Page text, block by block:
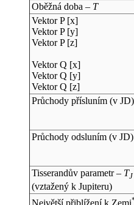
Oběžná doba – T
Vektor P [x]
Vektor P [y]
Vektor P [z]
Vektor Q [x]
Vektor Q [y]
Vektor Q [z]
Průchody přísluním (v JD)
Průchody odsluním (v JD)
Tisserandův parametr – TJ
(vztažený k Jupiteru)